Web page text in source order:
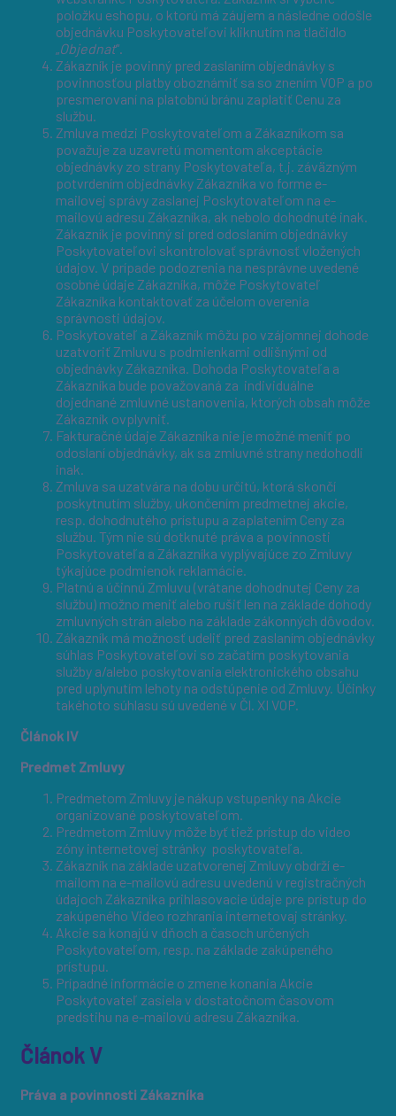
položku eshopu, o ktorú má záujem a následne odošle
objednávku Poskytovateľovi kliknutím na tlačidlo
„Objednať“.
Zákazník je povinný pred zaslaním objednávky s
povinnosťou platby oboznámiť sa so znením VOP a po
presmerovaní na platobnú bránu zaplatiť Cenu za
službu.
Zmluva medzi Poskytovateľom a Zákazníkom sa
považuje za uzavretú momentom akceptácie
objednávky zo strany Poskytovateľa, t.j. záväzným
potvrdením objednávky Zákazníka vo forme e-
mailovej správy zaslanej Poskytovateľom na e-
mailovú adresu Zákazníka, ak nebolo dohodnuté inak.
Zákazník je povinný si pred odoslaním objednávky
Poskytovateľovi skontrolovať správnosť vložených
údajov. V prípade podozrenia na nesprávne uvedené
osobné údaje Zákazníka, môže Poskytovateľ
Zákazníka kontaktovať za účelom overenia
správnosti údajov.
Poskytovateľ a Zákazník môžu po vzájomnej dohode
uzatvoriť Zmluvu s podmienkami odlišnými od
objednávky Zákazníka. Dohoda Poskytovateľa a
Zákazníka bude považovaná za individuálne
dojednané zmluvné ustanovenia, ktorých obsah môže
Zákazník ovplyvniť.
Fakturačné údaje Zákazníka nie je možné meniť po
odoslaní objednávky, ak sa zmluvné strany nedohodli
inak.
Zmluva sa uzatvára na dobu určitú, ktorá skončí
poskytnutím služby, ukončením predmetnej akcie,
resp. dohodnutého prístupu a zaplatením Ceny za
službu. Tým nie sú dotknuté práva a povinnosti
Poskytovateľa a Zákazníka vyplývajúce zo Zmluvy
týkajúce podmienok reklamácie.
Platnú a účinnú Zmluvu (vrátane dohodnutej Ceny za
službu) možno meniť alebo rušiť len na základe dohody
zmluvných strán alebo na základe zákonných dôvodov.
Zákazník má možnosť udeliť pred zaslaním objednávky
súhlas Poskytovateľovi so začatím poskytovania
služby a/alebo poskytovania elektronického obsahu
pred uplynutím lehoty na odstúpenie od Zmluvy. Účinky
takéhoto súhlasu sú uvedené v Čl. XI VOP.
Článok IV
Predmet Zmluvy
Predmetom Zmluvy je nákup vstupenky na Akcie
organizované poskytovateľom.
Predmetom Zmluvy môže byť tiež prístup do video
zóny internetovej stránky poskytovateľa.
Zákazník na základe uzatvorenej Zmluvy obdrží e-
mailom na e-mailovú adresu uvedenú v registračných
údajoch Zákazníka prihlasovacie údaje pre prístup do
zakúpeného Video rozhrania internetovaj stránky.
Akcie sa konajú v dňoch a časoch určených
Poskytovateľom, resp. na základe zakúpeného
prístupu.
Prípadné informácie o zmene konania Akcie
Poskytovateľ zasiela v dostatočnom časovom
predstihu na e-mailovú adresu Zákazníka.
Článok V
Práva a povinnosti Zákazníka